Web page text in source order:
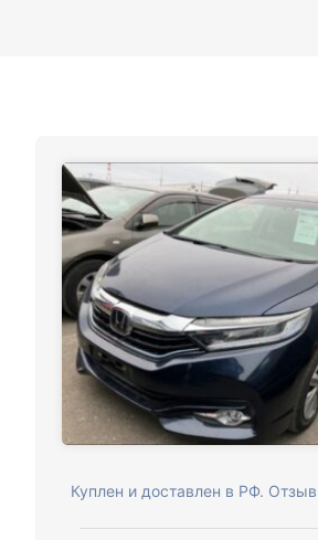
Куплен и доставлен в РФ.